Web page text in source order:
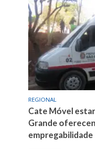
REGIONAL
Cate Móvel
Grande
empregabilidade